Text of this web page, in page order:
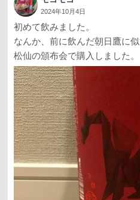
2024年10月4日
初めて飲みました。
なんか、前に飲んだ朝日鷹に似
松仙の頒布会で購入しました。